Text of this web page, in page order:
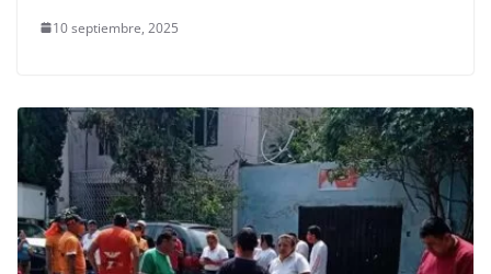
10 septiembre, 2025